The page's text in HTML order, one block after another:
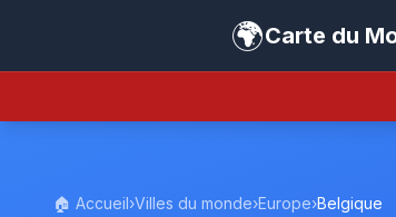
🌍Carte du
🏠 Accueil›Villes du monde›Europe›Belgique